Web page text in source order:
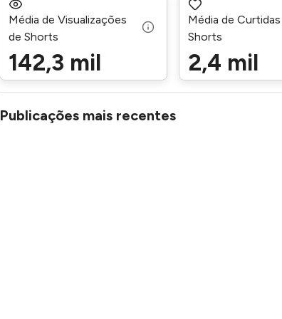
Média de Visualizações
de Shorts
142,3 mil
Média de
Shorts
2,4 mil
Publicações mais recentes